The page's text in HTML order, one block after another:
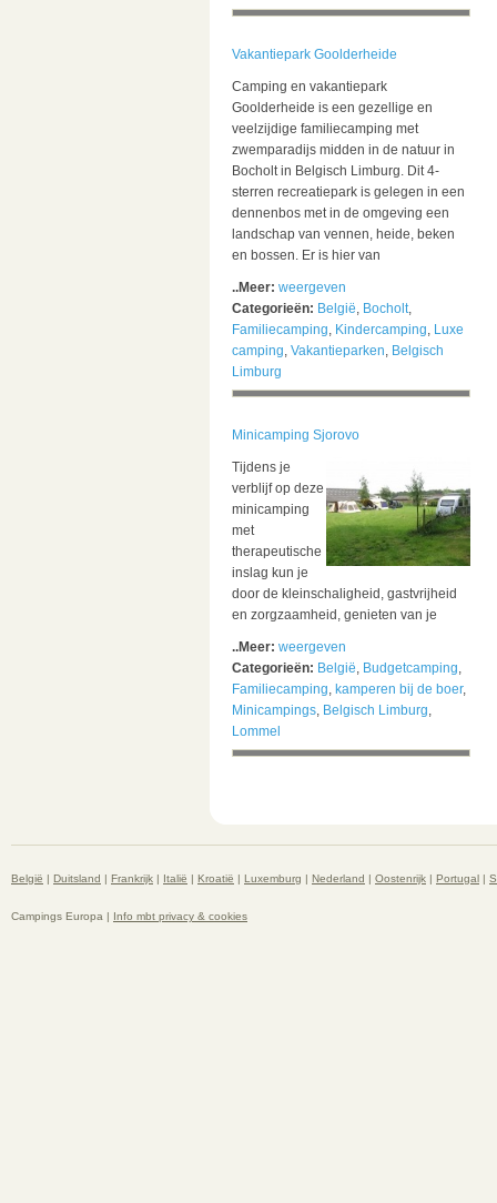
Vakantiepark Goolderheide
Camping en vakantiepark
Goolderheide is een gezellige en
veelzijdige familiecamping met
zwemparadijs midden in de natuur in
Bocholt in Belgisch Limburg. Dit 4-
sterren recreatiepark is gelegen in een
dennenbos met in de omgeving een
landschap van vennen, heide, beken
en bossen. Er is hier van
..Meer: weergeven
Categorieën: België, Bocholt,
Familiecamping, Kindercamping, Luxe
camping, Vakantieparken, Belgisch
Limburg
Minicamping Sjorovo
Tijdens je
verblijf op deze
minicamping
met
therapeutische
inslag kun je
door de kleinschaligheid, gastvrijheid
en zorgzaamheid, genieten van je
..Meer: weergeven
Categorieën: België, Budgetcamping,
Familiecamping, kamperen bij de boer,
Minicampings, Belgisch Limburg,
Lommel
België | Duitsland | Frankrijk | Italië | Kroatië | Luxemburg | Nederland | Oostenrijk | Portugal |
Campings Europa | Info mbt privacy & cookies